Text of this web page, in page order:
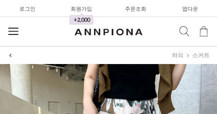
로그인
회원가입
+2,000
주문조회 앱다운
셔츠&블라우스
가디건/니트
하의 스커트